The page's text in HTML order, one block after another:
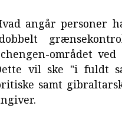
angår personer
området
vil ske "i fuldt
samt